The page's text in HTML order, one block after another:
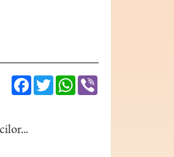
FacebookTwitterWhatsApp